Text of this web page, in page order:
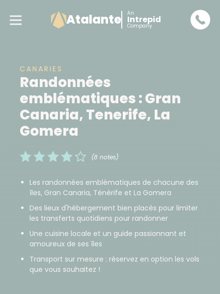
Atalante An
Intrepid
Company
CANARIES
Randonnées
emblématiques : Gran
Canaria, Tenerife, La
Gomera
(8 notes)
Les randonnées emblématiques de chacune des
îles, Gran Canaria, Ténérife et La Gomera
Des lieux d'hébergement bien placés pour limiter
les transferts quotidiens pour randonner
Une cuisine locale et un guide passionnant et
amoureux de ses îles
Transport sur mesure : réservez en option les vols
que vous souhaitez !